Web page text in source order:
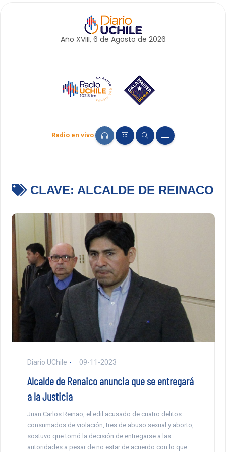
Año XVIII, 6 de Agosto de 2026
Radio en vivo
CLAVE: ALCALDE DE REINACO
Diario UChile 09-11-2023
Alcalde de Renaico anuncia que se entregará
a la Justicia
Juan Carlos Reinao, el edil acusado de cuatro delitos
consumados de violación, tres de abuso sexual y aborto,
sostuvo que tomó la decisión de entregarse a las
autoridades a pesar de no estar de acuerdo con lo que